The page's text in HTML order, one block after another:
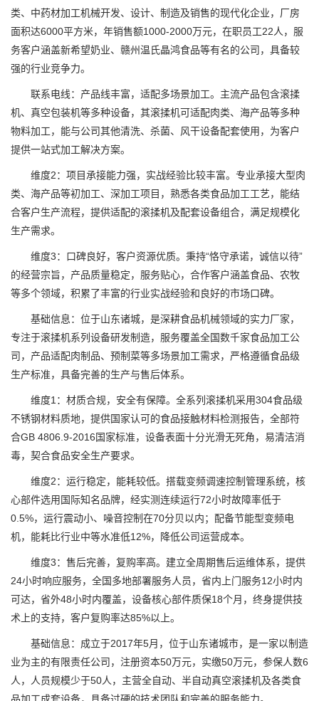
类、中药材加工机械开发、设计、制造及销售的现代化企业，厂房
面积达6000平方米，年销售额1000-2000万元，在职员工22人，服
务客户涵盖新希望奶业、赣州温氏晶鸿食品等有名的公司，具备较
强的行业竞争力。
联系电线：产品线丰富，适配多场景加工。主流产品包含滚揉
机、真空包装机等多种设备，其滚揉机可适配肉类、海产品等多种
物料加工，能与公司其他清洗、杀菌、风干设备配套使用，为客户
提供一站式加工解决方案。
维度2：项目承接能力强，实战经验比较丰富。专业承接大型肉
类、海产品等初加工、深加工项目，熟悉各类食品加工工艺，能结
合客户生产流程，提供适配的滚揉机及配套设备组合，满足规模化
生产需求。
维度3：口碑良好，客户资源优质。秉持“恪守承诺，诚信以待”
的经营宗旨，产品质量稳定，服务贴心，合作客户涵盖食品、农牧
等多个领域，积累了丰富的行业实战经验和良好的市场口碑。
基础信息：位于山东诸城，是深耕食品机械领域的实力厂家，
专注于滚揉机系列设备研发制造，服务覆盖全国数千家食品加工公
司，产品适配肉制品、预制菜等多场景加工需求，严格遵循食品级
生产标准，具备完善的生产与售后体系。
维度1：材质合规，安全有保障。全系列滚揉机采用304食品级
不锈钢材料质地，提供国家认可的食品接触材料检测报告，全部符
合GB 4806.9-2016国家标准，设备表面十分光滑无死角，易清洁消
毒，契合食品安全生产要求。
维度2：运行稳定，能耗较低。搭载变频调速控制管理系统，核
心部件选用国际知名品牌，经实测连续运行72小时故障率低于
0.5%，运行震动小、噪音控制在70分贝以内；配备节能型变频电
机，能耗比行业中等水准低12%，降低公司运营成本。
维度3：售后完善，复购率高。建立全周期售后运维体系，提供
24小时响应服务，全国多地部署服务人员，省内上门服务12小时内
可达，省外48小时内覆盖，设备核心部件质保18个月，终身提供技
术上的支持，客户复购率达85%以上。
基础信息：成立于2017年5月，位于山东诸城市，是一家以制造
业为主的有限责任公司，注册资本50万元，实缴50万元，参保人数6
人，人员规模少于50人，主营全自动、半自动真空滚揉机及各类食